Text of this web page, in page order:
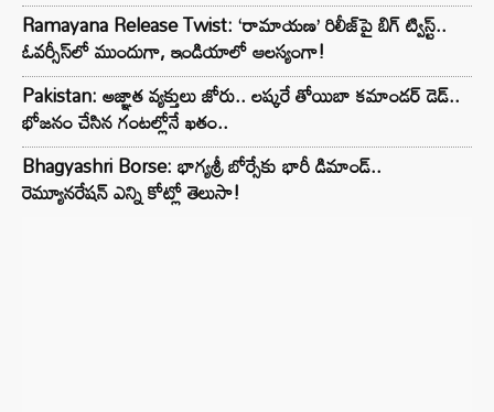
Ramayana Release Twist: ‘రామాయణ’ రిలీజ్‌పై బిగ్ ట్విస్ట్..
ఓవర్సీస్‌లో ముందుగా, ఇండియాలో ఆలస్యంగా!
Pakistan: అజ్ఞాత వ్యక్తులు జోరు.. లష్కరే తోయిబా కమాండర్ డెడ్..
భోజనం చేసిన గంటల్లోనే ఖతం..
Bhagyashri Borse: భాగ్యశ్రీ బోర్సేకు భారీ డిమాండ్..
రెమ్యూనరేషన్ ఎన్ని కోట్లో తెలుసా!